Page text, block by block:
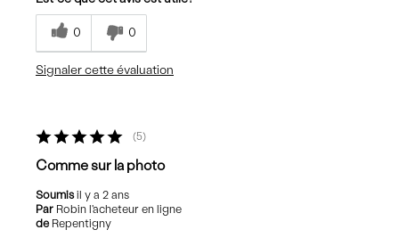
0 0
Signaler cette évaluation
5
Comme sur la photo
Soumisil y a 2 ans
Par Robin l'acheteur en ligne
de Repentigny